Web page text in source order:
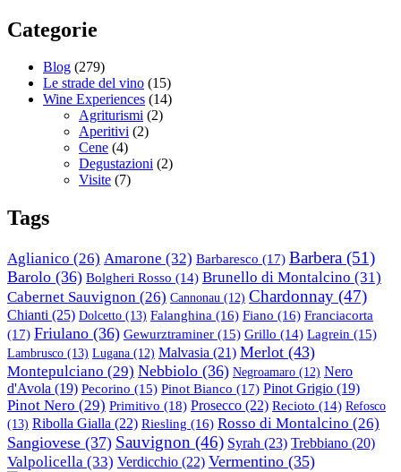
Categorie
Blog (279)
Le strade del vino (15)
Wine Experiences (14)
Agriturismi (2)
Aperitivi (2)
Cene (4)
Degustazioni (2)
Visite (7)
Tags
Aglianico (26) Amarone (32) Barbaresco (17) Barbera (51)
Barolo (36) Bolgheri Rosso (14) Brunello di Montalcino (31)
Cabernet Sauvignon (26) Cannonau (12) Chardonnay (47)
Chianti (25) Dolcetto (13) Falanghina (16) Fiano (16) Franciacorta
(17) Friulano (36) Gewurztraminer (15) Grillo (14) Lagrein (15)
Lambrusco (13) Lugana (12) Malvasia (21) Merlot (43)
Montepulciano (29) Nebbiolo (36) Negroamaro (12) Nero
d'Avola (19) Pecorino (15) Pinot Bianco (17) Pinot Grigio (19)
Pinot Nero (29) Primitivo (18) Prosecco (22) Recioto (14) Refosco
(13) Ribolla Gialla (22) Riesling (16) Rosso di Montalcino (26)
Sangiovese (37) Sauvignon (46) Syrah (23) Trebbiano (20)
Valpolicella (33) Verdicchio (22) Vermentino (35)